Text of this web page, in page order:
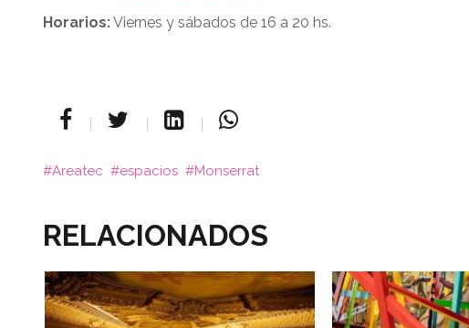
Horarios:Viernes y sábados de 16 a 20 hs.
Areatec espacios Monserrat
RELACIONADOS